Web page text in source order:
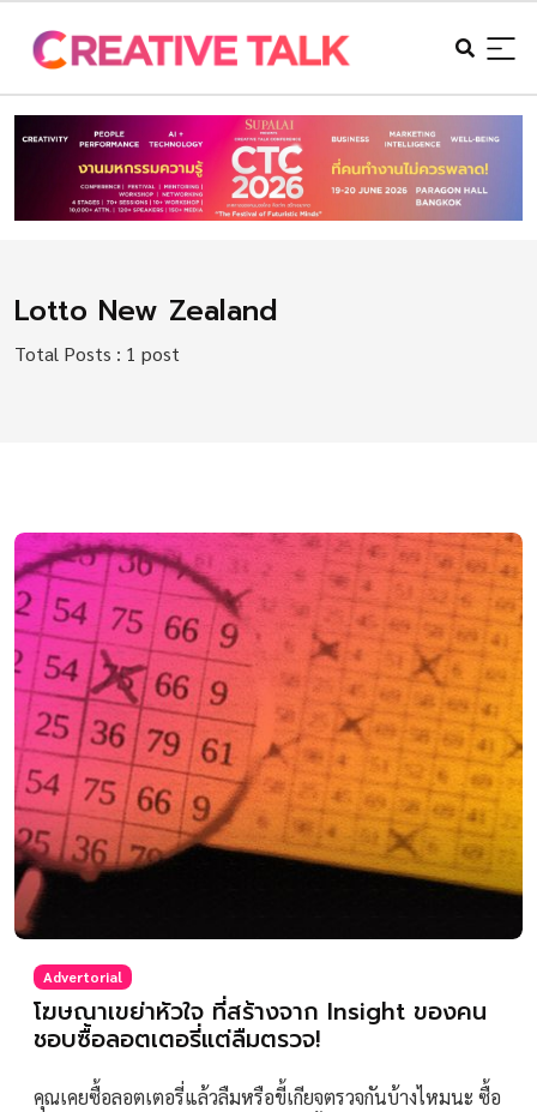
Lotto New Zealand
Total Posts : 1 post
Advertorial
โฆษณาเขย่าหัวใจ ที่สร้างจาก Insight ของคน
ชอบซื้อลอตเตอรี่แต่ลืมตรวจ!
คุณเคยซื้อลอตเตอรี่แล้วลืมหรือขี้เกียจตรวจกันบ้างไหมนะ ซื้อ